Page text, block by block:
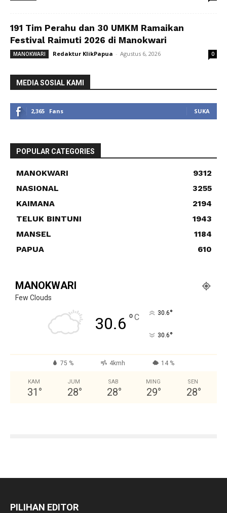
191 Tim Perahu dan 30 UMKM Ramaikan
Festival Raimuti 2026 di Manokwari
MANOKWARI Redaktur KlikPapua - Agustus 6, 2026 0
MEDIA SOSIAL KAMI
2,365 Fans SUKA
POPULAR CATEGORIES
MANOKWARI
9312
NASIONAL
3255
KAIMANA
2194
TELUK BINTUNI
1943
MANSEL
1184
PAPUA
610
MANOKWARI
Few Clouds
30.6 °C 30.6°
30.6°
75 % 4kmh 14 %
KAM
31 °
JUM
28°
SAB
28°
MING
29°
SEN
28°
PILIHAN EDITOR